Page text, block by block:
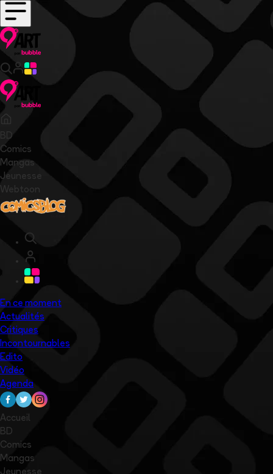
BD
Comics
Mangas
Jeunesse
Webtoon
En ce moment
Actualités
Critiques
Incontournables
Edito
Vidéo
Agenda
Accueil
BD
Comics
Mangas